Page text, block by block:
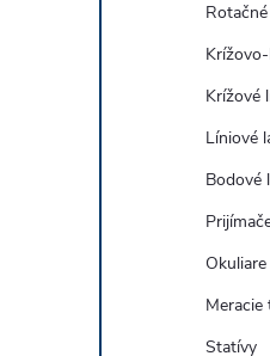
Krížové
Líniové
Bodové
Meracie
Statívy